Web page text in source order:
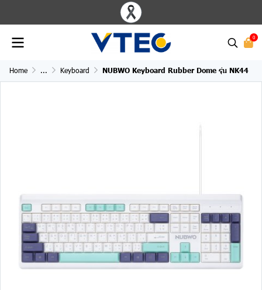
0
Home ... Keyboard NUBWO Keyboard Rubber Dome รุ่น NK44